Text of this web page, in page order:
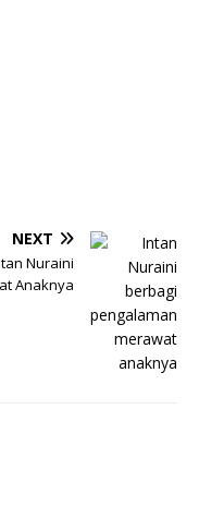
NEXT
Nuraini
Anaknya